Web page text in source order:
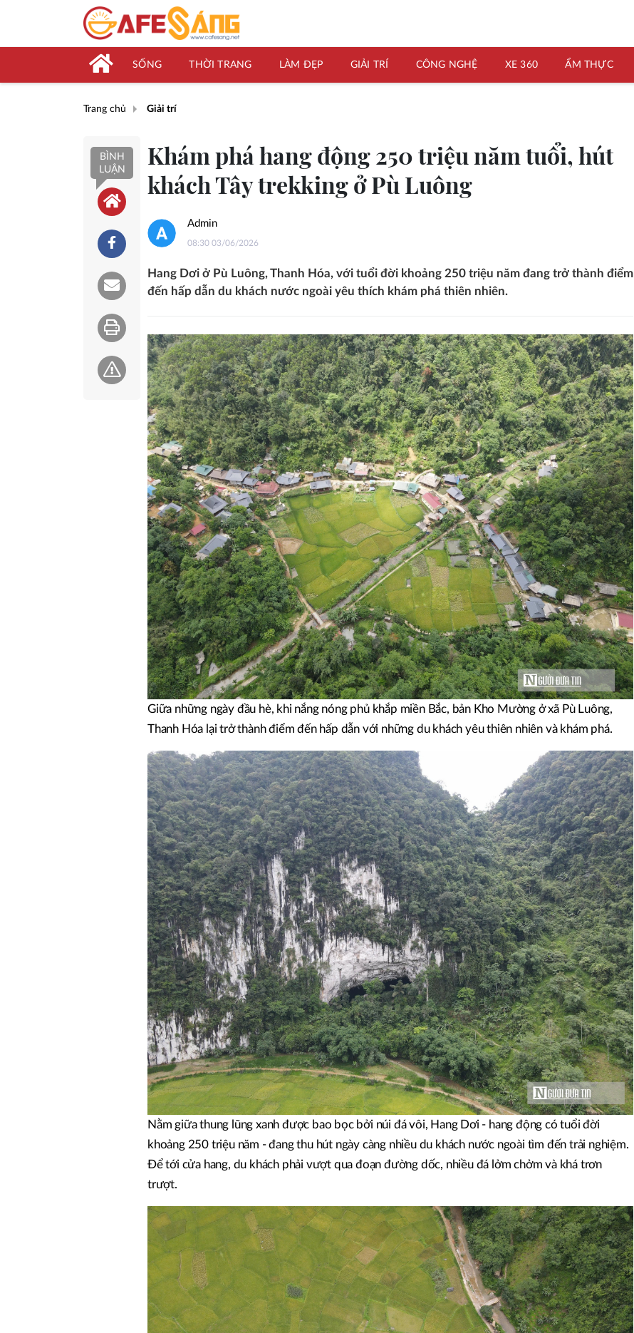
SỐNG THỜI TRANG LÀM ĐẸP GIẢI TRÍ CÔNG NGHỆ XE 360 ẨM THỰC
Trang chủ Giải trí
BÌNH
LUẬN
Khám phá hang động 250 triệu năm tuổi, hút
khách Tây trekking ở Pù Luông
Admin
08:30 03/06/2026
Hang Dơi ở Pù Luông, Thanh Hóa, với tuổi đời khoảng 250 triệu năm đang trở thành điểm
đến hấp dẫn du khách nước ngoài yêu thích khám phá thiên nhiên.
Giữa những ngày đầu hè, khi nắng nóng phủ khắp miền Bắc, bản Kho Mường ở xã Pù Luông,
Thanh Hóa lại trở thành điểm đến hấp dẫn với những du khách yêu thiên nhiên và khám phá.
Nằm giữa thung lũng xanh được bao bọc bởi núi đá vôi, Hang Dơi - hang động có tuổi đời
khoảng 250 triệu năm - đang thu hút ngày càng nhiều du khách nước ngoài tìm đến trải nghiệm.
Để tới cửa hang, du khách phải vượt qua đoạn đường dốc, nhiều đá lởm chởm và khá trơn
trượt.